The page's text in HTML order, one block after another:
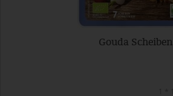
Gouda Scheiben